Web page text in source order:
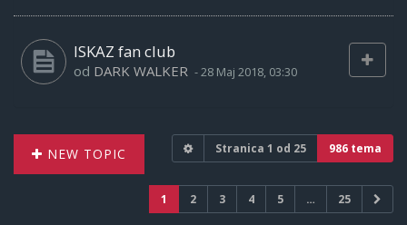
ISKAZ fan club
od DARK WALKER -28 Maj 2018, 03:30
NEW TOPIC Stranica 1 od 25 986 tema
1 2 3 4 5 … 25